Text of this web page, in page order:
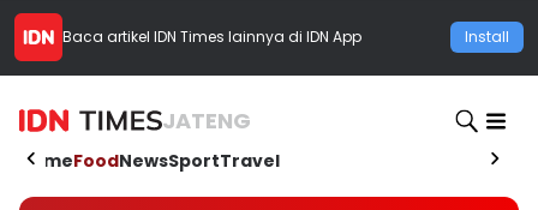
Baca artikel IDN Times lainnya di IDN App Install
JATENG
HomeFoodNewsSportTravel